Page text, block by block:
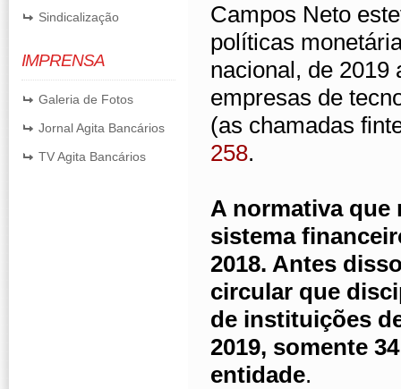
Sindicalização
IMPRENSA
Galeria de Fotos
Jornal Agita Bancários
TV Agita Bancários
Campos Neto
políticas
nacional, de 2019
empresas de
(as chamadas
258.
A normativa que
sistema
2018. Antes
circular que
de instituições
2019, somente
entidade.